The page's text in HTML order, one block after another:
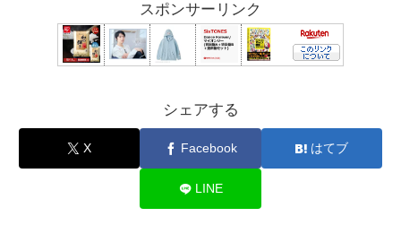
スポンサーリンク
シェアする
X Facebook はてブ
LINE